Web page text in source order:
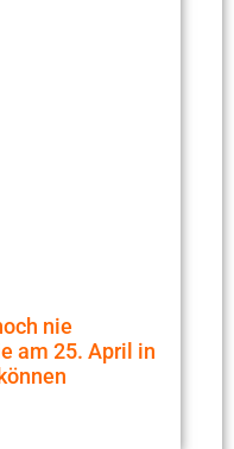
nie
am 25. April in